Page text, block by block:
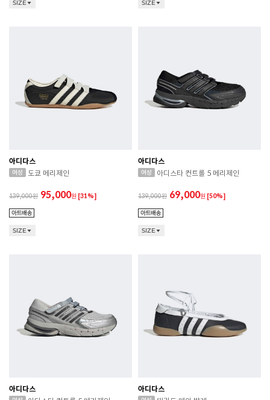
SIZE SIZE
아디다스
도쿄 메리제인
139,000 95,000원 [31%]
SIZE
아디다스
아디스타 컨트롤 5 메리제인
139,000 69,000원 [50%]
SIZE
아디다스
아디다스